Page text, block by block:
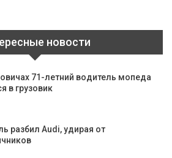
новости
71-летний водитель мопеда
в грузовик
разбил Audi, удирая от